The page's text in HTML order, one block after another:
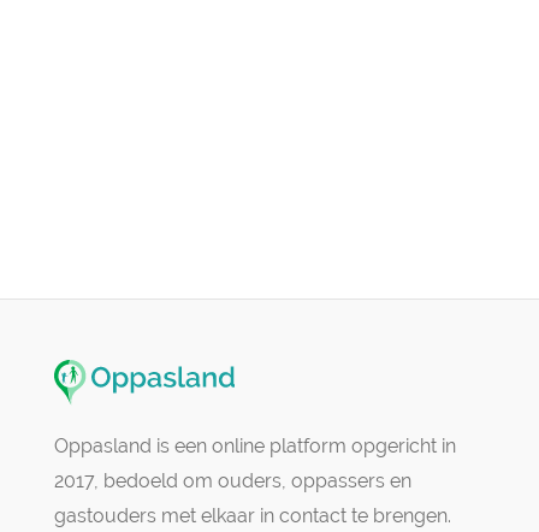
Oppasland is een online platform opgericht in
2017, bedoeld om ouders, oppassers en
gastouders met elkaar in contact te brengen.